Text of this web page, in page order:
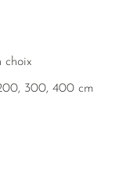
choix
300, 400 cm